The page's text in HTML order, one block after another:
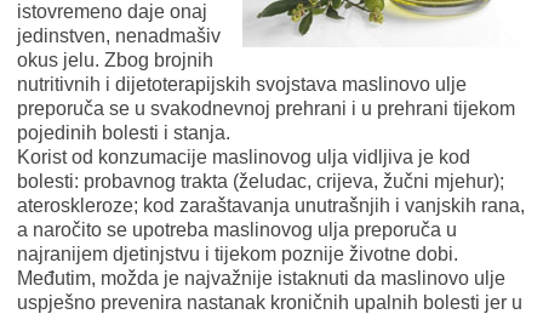
istovremeno daje onaj
jedinstven, nenadmašiv
okus jelu. Zbog brojnih
nutritivnih i dijetoterapijskih svojstava maslinovo ulje
preporuča se u svakodnevnoj prehrani i u prehrani tijekom
pojedinih bolesti i stanja.
Korist od konzumacije maslinovog ulja vidljiva je kod
bolesti: probavnog trakta (želudac, crijeva, žučni mjehur);
ateroskleroze; kod zaraštavanja unutrašnjih i vanjskih rana,
a naročito se upotreba maslinovog ulja preporuča u
najranijem djetinjstvu i tijekom poznije životne dobi.
Međutim, možda je najvažnije istaknuti da maslinovo ulje
uspješno prevenira nastanak kroničnih upalnih bolesti jer u